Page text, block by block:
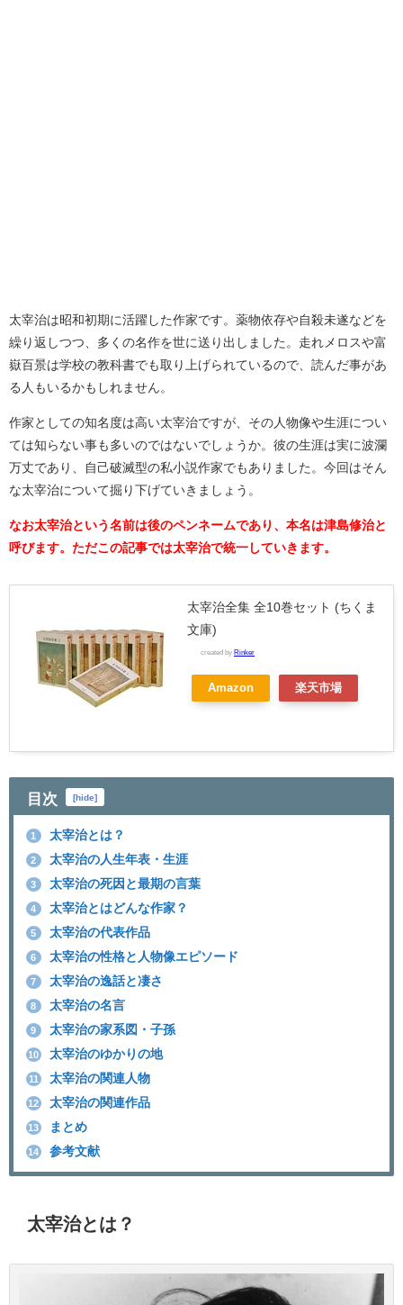
太宰治は昭和初期に活躍した作家です。薬物依存や自殺未遂などを
繰り返しつつ、多くの名作を世に送り出しました。走れメロスや富
嶽百景は学校の教科書でも取り上げられているので、読んだ事があ
る人もいるかもしれません。
作家としての知名度は高い太宰治ですが、その人物像や生涯につい
ては知らない事も多いのではないでしょうか。彼の生涯は実に波瀾
万丈であり、自己破滅型の私小説作家でもありました。今回はそん
な太宰治について掘り下げていきましょう。
なお太宰治という名前は後のペンネームであり、本名は津島修治と
呼びます。ただこの記事では太宰治で統一していきます。
太宰治全集 全10巻セット (ちくま
文庫)
created by Rinker
Amazon 楽天市場
目次 [hide]
1 太宰治とは？
2 太宰治の人生年表・生涯
3 太宰治の死因と最期の言葉
4 太宰治とはどんな作家？
5 太宰治の代表作品
6 太宰治の性格と人物像エピソード
7 太宰治の逸話と凄さ
8 太宰治の名言
9 太宰治の家系図・子孫
10 太宰治のゆかりの地
11 太宰治の関連人物
12 太宰治の関連作品
13 まとめ
14 参考文献
太宰治とは？